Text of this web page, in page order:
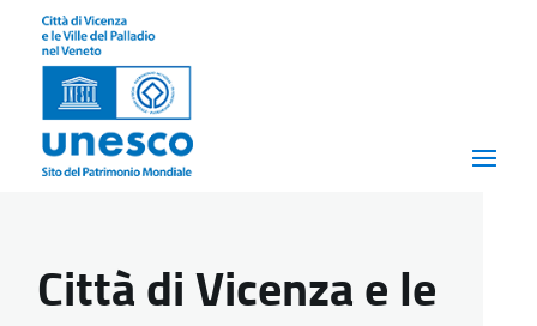
Città di Vicenza e le